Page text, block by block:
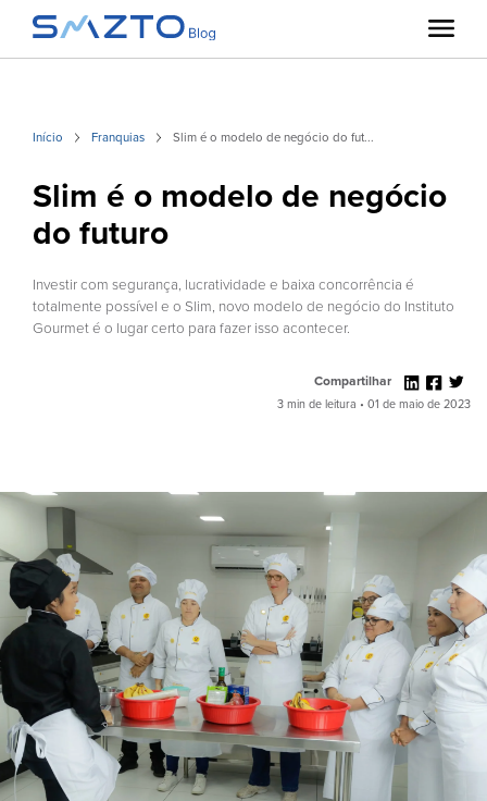
Início Franquias Slim é o modelo de negócio do fut...
Slim é o modelo de negócio
do futuro
Investir com segurança, lucratividade e baixa concorrência é
totalmente possível e o Slim, novo modelo de negócio do Instituto
Gourmet é o lugar certo para fazer isso acontecer.
Compartilhar
3 min de leitura • 01 de maio de 2023